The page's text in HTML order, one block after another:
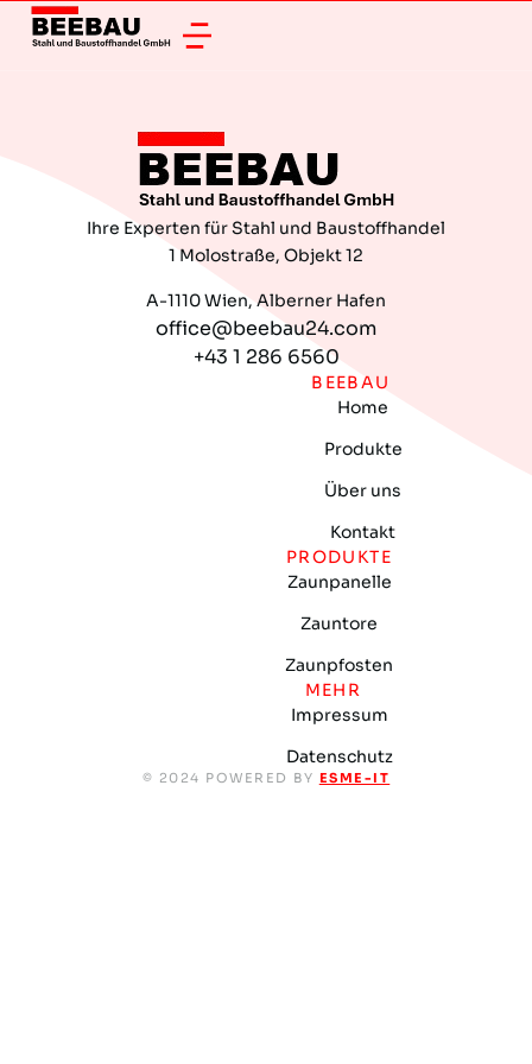
Ihre Experten für Stahl und Baustoffhandel
1 Molostraße, Objekt 12
A-1110 Wien, Alberner Hafen
office@beebau24.com
+43 1 286 6560
BEEBAU
Home
Produkte
Über uns
Kontakt
PRODUKTE
Zaunpanelle
Zauntore
Zaunpfosten
MEHR
Impressum
Datenschutz
© 2024 POWERED BY ESME-IT